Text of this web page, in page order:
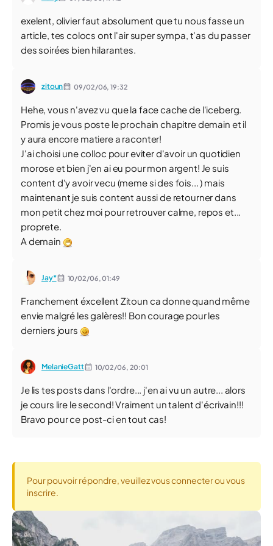
exelent, olivier faut absolument que tu nous fasse un
article, tes colocs ont l'air super sympa, t'as du passer
des soirées bien hilarantes.
zitoun 09/02/06,19:32
Hehe, vous n'avez vu que la face cache de l'iceberg.
Promis je vous poste le prochain chapitre demain et il
y aura encore matiere a raconter!
J'ai choisi une colloc pour eviter d'avoir un quotidien
morose et bien j'en ai eu pour mon argent! Je suis
content d'y avoir vecu (meme si des fois... ) mais
maintenant je suis content aussi de retourner dans
mon petit chez moi pour retrouver calme, repos et...
proprete.
A demain
Jay* 10/02/06,01:49
Franchement éxcellent Zitoun ca donne quand même
envie malgré les galères!! Bon courage pour les
derniers jours
MelanieGatt 10/02/06, 20:01
Je lis tes posts dans l'ordre... j'en ai vu un autre... alors
je cours lire le second! Vraiment un talent d'écrivain!!!
Bravo pour ce post-ci en tout cas!
Pour pouvoir répondre, veuillez vous connecter ou vous
inscrire.